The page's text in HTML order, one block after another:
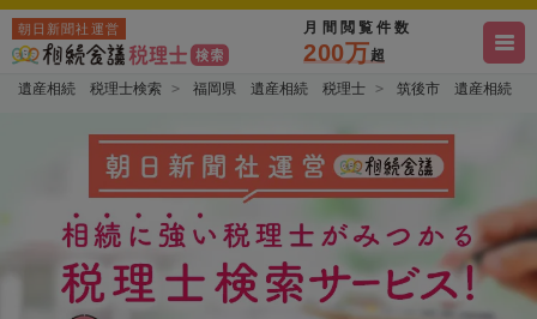
朝日新聞社運営 月間閲覧件数
200万超
遺産相続 税理士検索 福岡県 遺産相続 税理士 筑後市 遺産相続